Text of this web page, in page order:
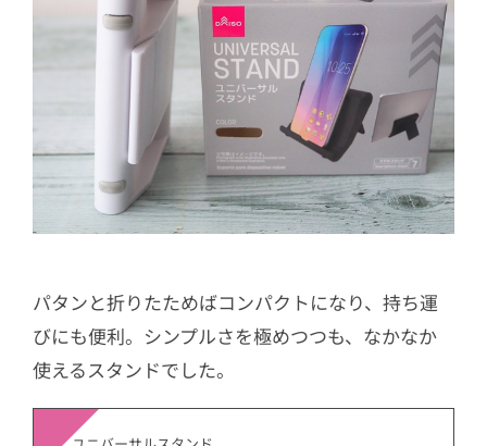
パタンと折りたためばコンパクトになり、持ち運
びにも便利。シンプルさを極めつつも、なかなか
使えるスタンドでした。